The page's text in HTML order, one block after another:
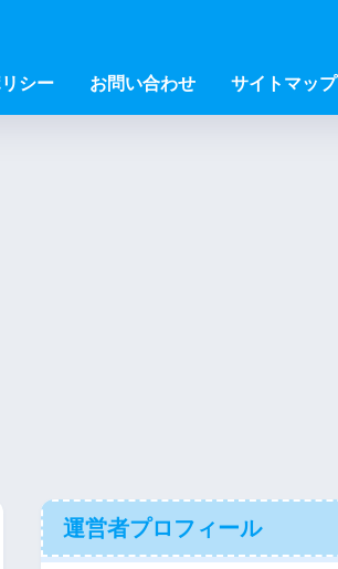
シー お問い合わせ サイトマップ
運営者プロフィール